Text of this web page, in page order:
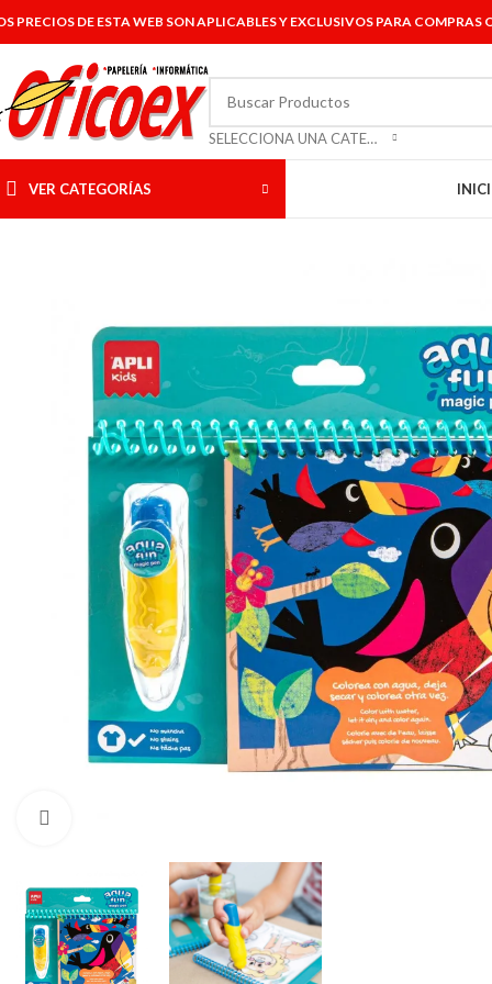
PRECIOS DE ESTA WEB SON APLICABLES Y EXCLUSIVOS PARA COMPRAS
SELECCIONA UNA CATEGORÍA
VER CATEGORÍAS